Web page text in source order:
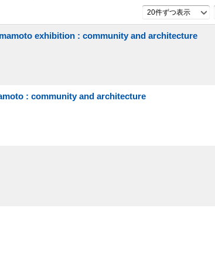
20件ずつ表示
exhibition : community and architecture
: community and architecture